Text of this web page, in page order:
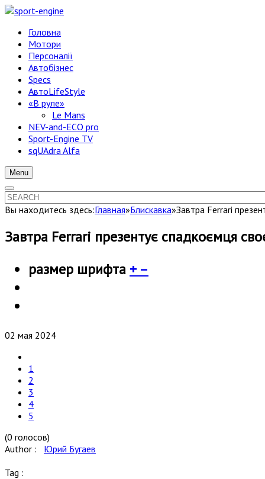
Головна
Мотори
Персоналії
Автобізнес
Specs
АвтоLifeStyle
«В руле»
Le Mans
NEV-and-ECO pro
Sport-Engine TV
sqUAdra Alfa
Menu
Вы находитесь здесь:Главная»Блискавка»Завтра Ferrari
Завтра Ferrari презентує спадкоємця
размер шрифта + –
02 мая 2024
1
2
3
4
5
(0 голосов)
Author : Юрий Бугаев
Tag :